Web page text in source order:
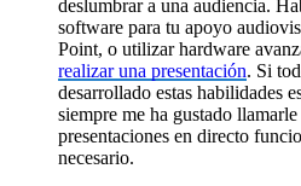
deslumbrar a una audiencia.
software para tu apoyo
Point, o utilizar hardware
realizar una presentación. Si
desarrollado estas habilidades
siempre me ha gustado
presentaciones en directo
necesario.